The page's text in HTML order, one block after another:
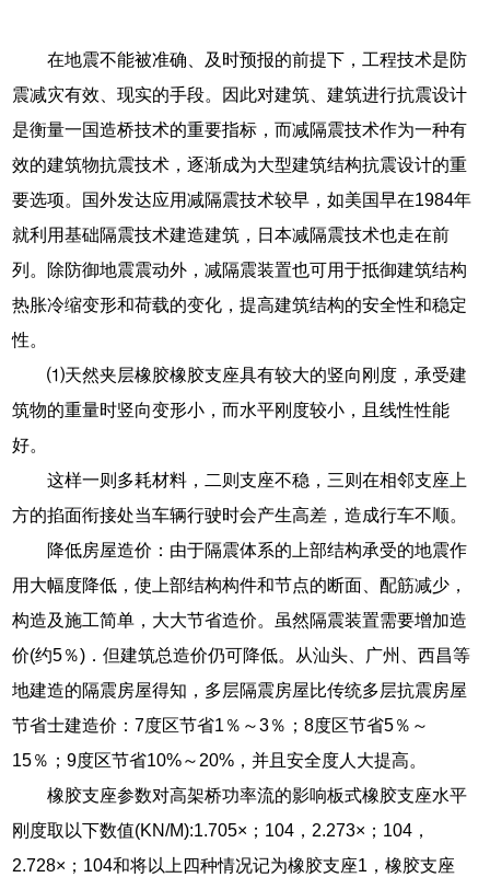
在地震不能被准确、及时预报的前提下，工程技术是防
震减灾有效、现实的手段。因此对建筑、建筑进行抗震设计
是衡量一国造桥技术的重要指标，而减隔震技术作为一种有
效的建筑物抗震技术，逐渐成为大型建筑结构抗震设计的重
要选项。国外发达应用减隔震技术较早，如美国早在1984年
就利用基础隔震技术建造建筑，日本减隔震技术也走在前
列。除防御地震震动外，减隔震装置也可用于抵御建筑结构
热胀冷缩变形和荷载的变化，提高建筑结构的安全性和稳定
性。
⑴天然夹层橡胶橡胶支座具有较大的竖向刚度，承受建
筑物的重量时竖向变形小，而水平刚度较小，且线性性能
好。
这样一则多耗材料，二则支座不稳，三则在相邻支座上
方的掐面衔接处当车辆行驶时会产生高差，造成行车不顺。
降低房屋造价：由于隔震体系的上部结构承受的地震作
用大幅度降低，使上部结构构件和节点的断面、配筋减少，
构造及施工简单，大大节省造价。虽然隔震装置需要增加造
价(约5％)．但建筑总造价仍可降低。从汕头、广州、西昌等
地建造的隔震房屋得知，多层隔震房屋比传统多层抗震房屋
节省士建造价：7度区节省1％～3％；8度区节省5％～
15％；9度区节省10%～20%，并且安全度人大提高。
橡胶支座参数对高架桥功率流的影响板式橡胶支座水平
刚度取以下数值(KN/M):1.705×；104，2.273×；104，
2.728×；104和将以上四种情况记为橡胶支座1，橡胶支座